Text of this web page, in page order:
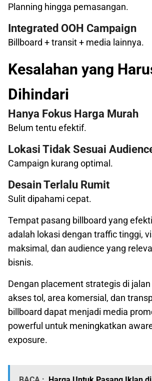
Planning hingga pemasangan.
Integrated OOH Campaign
Billboard + transit + media lainnya.
Kesalahan yang
Dihindari
Hanya Fokus Harga Murah
Belum tentu efektif.
Lokasi Tidak Sesuai
Campaign kurang optimal.
Desain Terlalu Rumit
Sulit dipahami cepat.
Tempat pasang billboard yang
adalah lokasi dengan traffic tinggi,
maksimal, dan audience yang
bisnis.
Dengan placement strategis di jalan
akses tol, area komersial, dan
billboard dapat menjadi media
powerful untuk meningkatkan
exposure.